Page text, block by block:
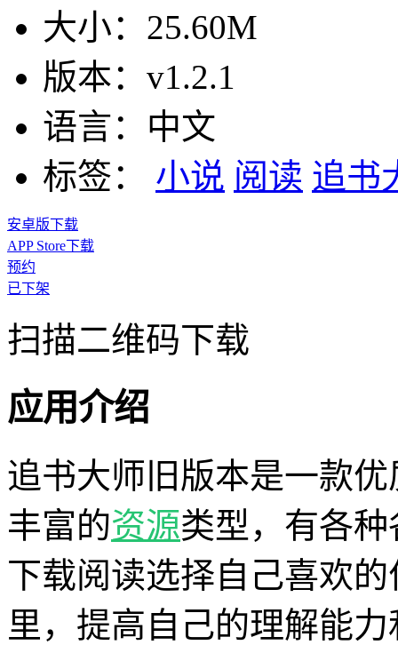
大小： 25.60M
版本： v1.2.1
语言： 中文
标签：
小说 阅读 追书
安卓版下载
APP Store下载
预约
已下架
扫描二维码下载
应用介绍
追书大师旧版本是一款优
丰富的资源类型，有各
下载阅读选择自己喜欢
里，提高自己的理解能